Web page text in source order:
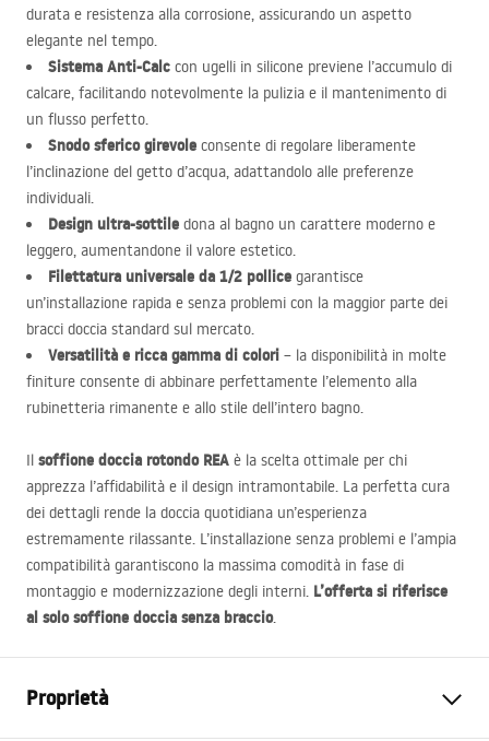
durata e resistenza alla corrosione, assicurando un aspetto
elegante nel tempo.
Sistema Anti-Calc con ugelli in silicone previene l’accumulo di
calcare, facilitando notevolmente la pulizia e il mantenimento di
un flusso perfetto.
Snodo sferico girevole consente di regolare liberamente
l’inclinazione del getto d’acqua, adattandolo alle preferenze
individuali.
Design ultra-sottile dona al bagno un carattere moderno e
leggero, aumentandone il valore estetico.
Filettatura universale da 1/2 pollice garantisce
un’installazione rapida e senza problemi con la maggior parte dei
bracci doccia standard sul mercato.
Versatilità e ricca gamma di colori – la disponibilità in molte
finiture consente di abbinare perfettamente l’elemento alla
rubinetteria rimanente e allo stile dell’intero bagno.
Il soffione doccia rotondo REA è la scelta ottimale per chi
apprezza l’affidabilità e il design intramontabile. La perfetta cura
dei dettagli rende la doccia quotidiana un’esperienza
estremamente rilassante. L’installazione senza problemi e l’ampia
compatibilità garantiscono la massima comodità in fase di
montaggio e modernizzazione degli interni. L’offerta si riferisce
al solo soffione doccia senza braccio.
Proprietà